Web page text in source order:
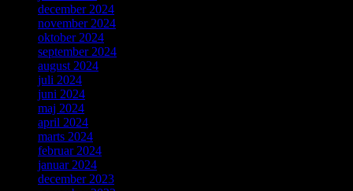
december 2024
november 2024
oktober 2024
september 2024
august 2024
juli 2024
juni 2024
maj 2024
april 2024
marts 2024
februar 2024
januar 2024
december 2023